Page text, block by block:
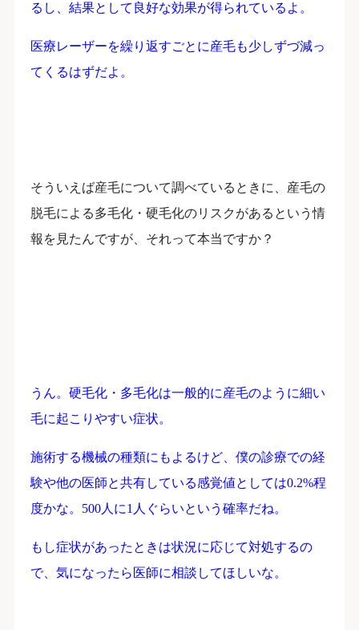
るし、結果として良好な効果が得られているよ。
医療レーザーを繰り返すごとに産毛も少しずづ減っ
てくるはずだよ。
そういえば産毛について調べているときに、産毛の
脱毛による多毛化・硬毛化のリスクがあるという情
報を見たんですが、それって本当ですか？
うん。硬毛化・多毛化は一般的に産毛のように細い
毛に起こりやすい症状。
施術する機械の種類にもよるけど、僕の診療での経
験や他の医師と共有している感覚値としては0.2%程
度かな。500人に1人ぐらいという確率だね。
もし症状があったときは状況に応じて対処するの
で、気になったら医師に相談してほしいな。